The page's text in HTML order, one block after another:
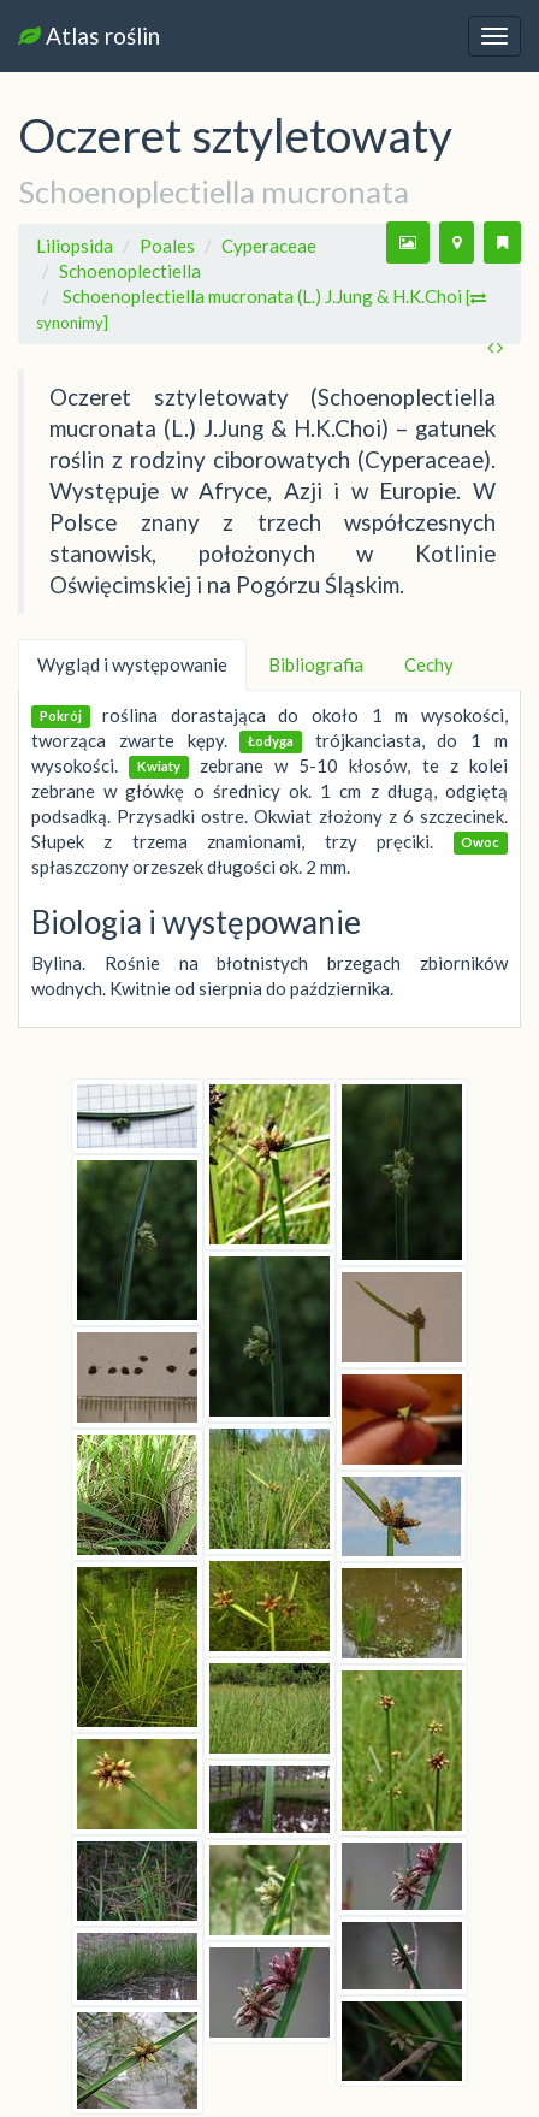
Atlas roślin
Oczeret sztyletowaty
Schoenoplectiella mucronata
Liliopsida Poales
Cyperaceae
Schoenoplectiella
Schoenoplectiella mucronata (L.) J.Jung & H.K.Choi [
synonimy]
Oczeret sztyletowaty (Schoenoplectiella
mucronata (L.) J.Jung & H.K.Choi) – gatunek
roślin z rodziny ciborowatych (Cyperaceae).
Występuje w Afryce, Azji i w Europie. W
Polsce znany z trzech współczesnych
stanowisk, położonych w Kotlinie
Oświęcimskiej i na Pogórzu Śląskim.
Wygląd i występowanie Bibliografia Cechy
Pokrój roślina dorastająca do około 1 m wysokości,
tworząca zwarte kępy. Łodyga trójkanciasta, do 1 m
wysokości.
Kwiaty zebrane w 5-10 kłosów, te z kolei
zebrane w główkę o średnicy ok. 1 cm z długą, odgiętą
podsadką. Przysadki ostre. Okwiat złożony z 6 szczecinek.
Słupek z trzema znamionami, trzy pręciki.
Owoc
spłaszczony orzeszek długości ok. 2 mm.
Biologia i występowanie
Bylina. Rośnie na błotnistych brzegach zbiorników
wodnych. Kwitnie od sierpnia do października.